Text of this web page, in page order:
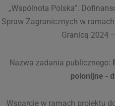
„Wspólnota Polska”.
Spraw Zagranicznych w
Granicą 2024
Nazwa zadania publicznego:
polonijne -
Wsparcie w ramach projektu